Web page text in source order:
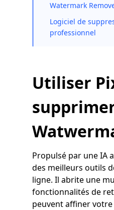
Watermark
Logiciel de
professionnel
Utiliser
Propulsé par une IA
des meilleurs outils
ligne. Il abrite une
fonctionnalités de
peuvent affiner